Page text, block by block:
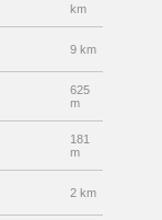
km
9 km
625
m
181
m
2 km